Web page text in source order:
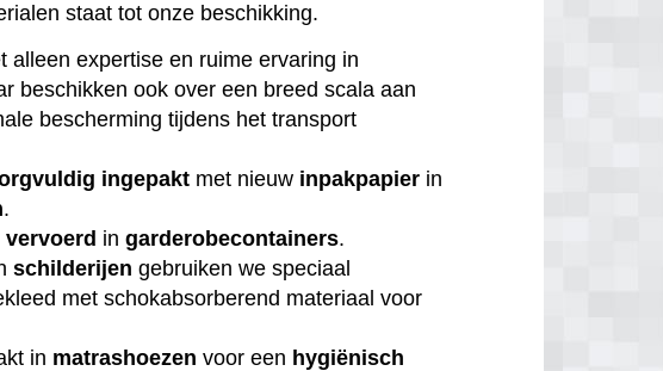
staat tot onze beschikking.
alleen expertise en ruime ervaring in
beschikken ook over een breed scala aan
bescherming tijdens het transport
ingepakt met nieuw inpakpapier in
.
vervoerd ingarderobecontainers.
schilderijen gebruiken we speciaal
met schokabsorberend materiaal voor
in matrashoezen voor een hygiënisch